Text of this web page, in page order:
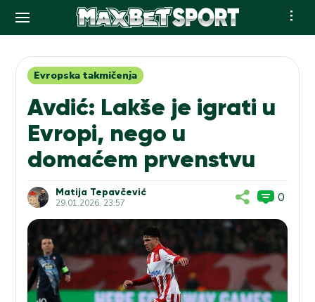
contentEvropska takmičenja
Avdić: Lakše je igrati u
Evropi, nego u
domaćem prvenstvu
Matija Tepavčević
29.01.2026. 23:57 0